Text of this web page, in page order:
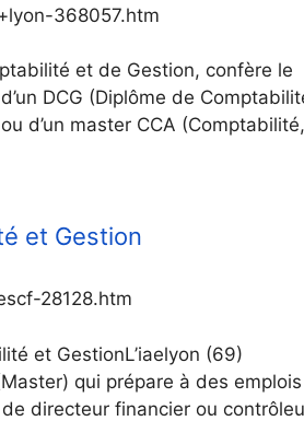
368057.htm
et de Gestion, confère le
DCG (Diplôme de
d’un master CCA (Comptabilité,
et Gestion
28128.htm
et GestionL’iaelyon (69)
qui prépare à des emplois
directeur financier ou